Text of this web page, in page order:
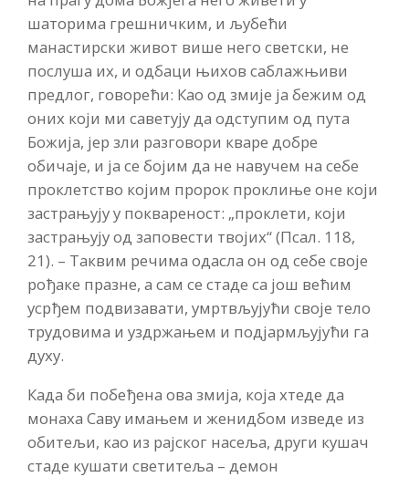
шаторима грешничким, и љубећи
манастирски живот више него светски, не
послуша их, и одбаци њихов саблажњиви
предлог, говорећи: Као од змије ја бежим од
оних који ми саветују да одступим од пута
Божија, јер зли разговори кваре добре
обичаје, и ја се бојим да не навучем на себе
проклетство којим пророк проклиње оне који
застрањују у поквареност: „проклети, који
застрањују од заповести твојих“ (Псал. 118,
21). – Таквим речима одасла он од себе своје
рођаке празне, а сам се стаде са још већим
усрђем подвизавати, умртвљујући своје тело
трудовима и уздржањем и подјармљујући га
духу.
Када би побеђена ова змија, која хтеде да
монаха Саву имањем и женидбом изведе из
обитељи, као из рајског насеља, други кушач
стаде кушати светитеља – демон